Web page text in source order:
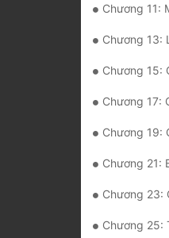
Chương 11:
Chương 13:
Chương 15:
Chương 17:
Chương 19:
Chương 21:
Chương 23:
Chương 25: